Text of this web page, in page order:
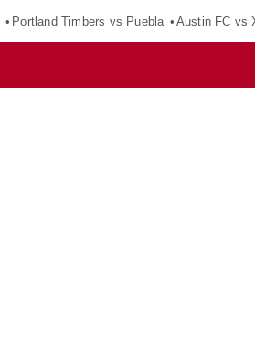
Portland Timbers vs Puebla Austin FC vs